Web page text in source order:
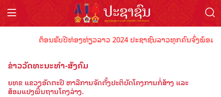
ຕ້ອນຮັບປີທ່ອງທ່ຽວລາວ 2024 ປະຊາຊົນລາວທຸກຄົນຈົ່ງພ້ອມເປັ
ຂ່າວວັດທະນະທຳ-ສັງຄົມ
ຍທຂ ແຂວງອັດຕະປື ຫາລືການຈັດຕັ້ງປະຕິບັດໂຄງການກໍ່ສ້າງ ແລະ
ສ້ອມແປງພື້ນຖານໂຄງລ່າງ.